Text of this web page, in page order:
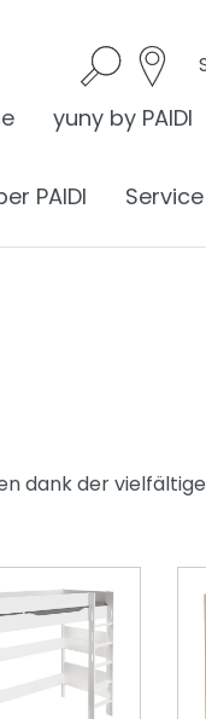
yuny by PAIDI
PAIDI Service
am Schreibtisch
dank der